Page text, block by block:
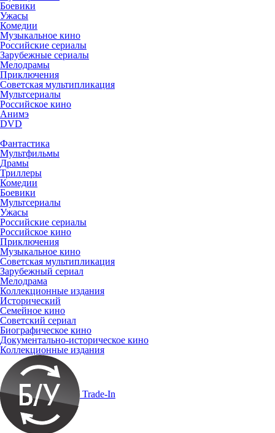
Боевики
Ужасы
Комедии
Музыкальное кино
Российские сериалы
Зарубежные сериалы
Мелодрамы
Приключения
Советская мультипликация
Мультсериалы
Российское кино
Анимэ
DVD
Фантастика
Мультфильмы
Драмы
Триллеры
Комедии
Боевики
Мультсериалы
Ужасы
Российские сериалы
Российское кино
Приключения
Музыкальное кино
Советская мультипликация
Зарубежный сериал
Мелодрама
Коллекционные издания
Исторический
Семейное кино
Советский сериал
Биографическое кино
Документально-историческое кино
Коллекционные издания
Trade-In